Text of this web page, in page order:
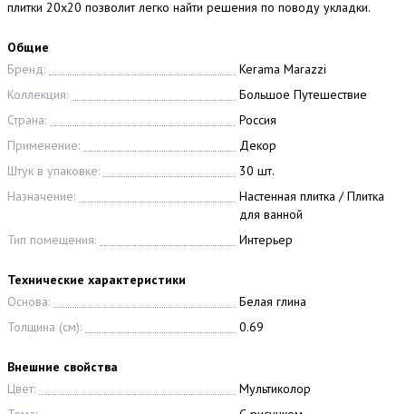
плитки 20x20 позволит легко найти решения по поводу укладки.
Общие
Бренд:
Kerama Marazzi
Коллекция:
Большое Путешествие
Страна:
Россия
Применение:
Декор
Штук в упаковке:
30 шт.
Назначение:
Настенная плитка / Плитка
для ванной
Тип помещения:
Интерьер
Технические характеристики
Основа:
Белая глина
Толщина (см):
0.69
Внешние свойства
Цвет:
Мультиколор